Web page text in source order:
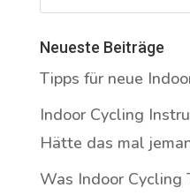
Neueste Beiträge
Tipps für neue
Indoor Cycling
Hätte das mal
Was Indoor Cycling